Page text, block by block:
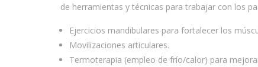
de herramientas y técnicas para trabajar con los
Ejercicios mandibulares para fortalecer los
Movilizaciones articulares.
Termoterapia (empleo de frío/calor) para